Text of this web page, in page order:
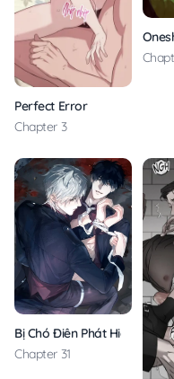
Perfect Error
Chapter 3
Bị Chó Điên Phát Hiện Là
Chapter 31